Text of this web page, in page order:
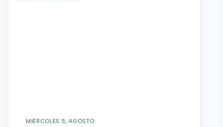
MIÉRCOLES 5, AGOSTO